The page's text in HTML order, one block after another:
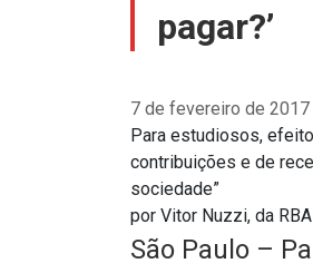
pagar?’
7 de fevereiro de 2017
Para estudiosos,
contribuições e de
sociedade”
por Vitor Nuzzi, da RBA
São Paulo –